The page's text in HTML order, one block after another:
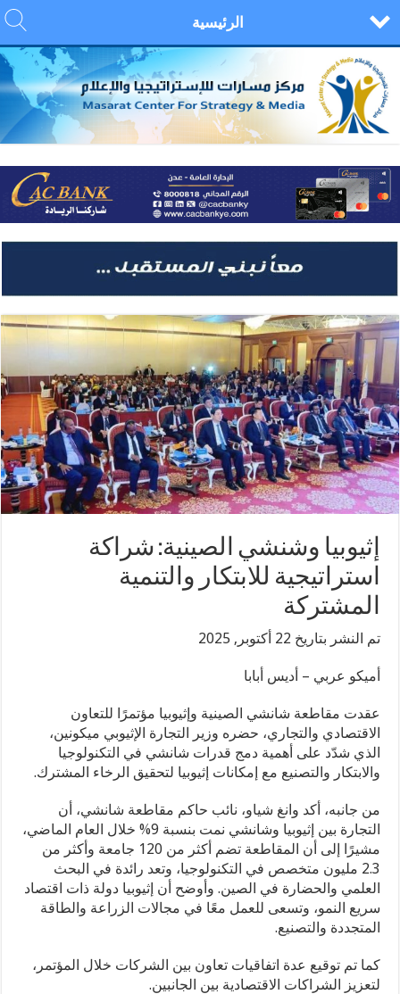
إثيوبيا وشنشي الصينية: شراكة
استراتيجية للابتكار والتنمية
المشتركة
تم النشر بتاريخ 22 أكتوبر, 2025
أميكو عربي – أديس أبابا
عقدت مقاطعة شانشي الصينية وإثيوبيا مؤتمرًا للتعاون
الاقتصادي والتجاري، حضره وزير التجارة الإثيوبي ميكونين،
الذي شدّد على أهمية دمج قدرات شانشي في التكنولوجيا
والابتكار والتصنيع مع إمكانات إثيوبيا لتحقيق الرخاء المشترك.
من جانبه، أكد وانغ شياو، نائب حاكم مقاطعة شانشي، أن
التجارة بين إثيوبيا وشانشي نمت بنسبة 9% خلال العام الماضي،
مشيرًا إلى أن المقاطعة تضم أكثر من 120 جامعة وأكثر من
2.3 مليون متخصص في التكنولوجيا، وتعد رائدة في البحث
العلمي والحضارة في الصين. وأوضح أن إثيوبيا دولة ذات اقتصاد
سريع النمو، وتسعى للعمل معًا في مجالات الزراعة والطاقة
المتجددة والتصنيع.
كما تم توقيع عدة اتفاقيات تعاون بين الشركات خلال المؤتمر،
لتعزيز الشراكات الاقتصادية بين الجانبين.
الرئيسية